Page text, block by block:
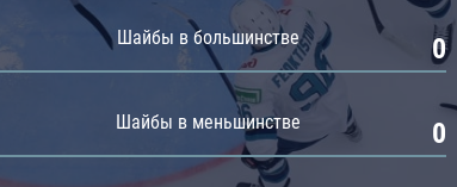
Шайбы в большинстве 0
Шайбы в меньшинстве 0